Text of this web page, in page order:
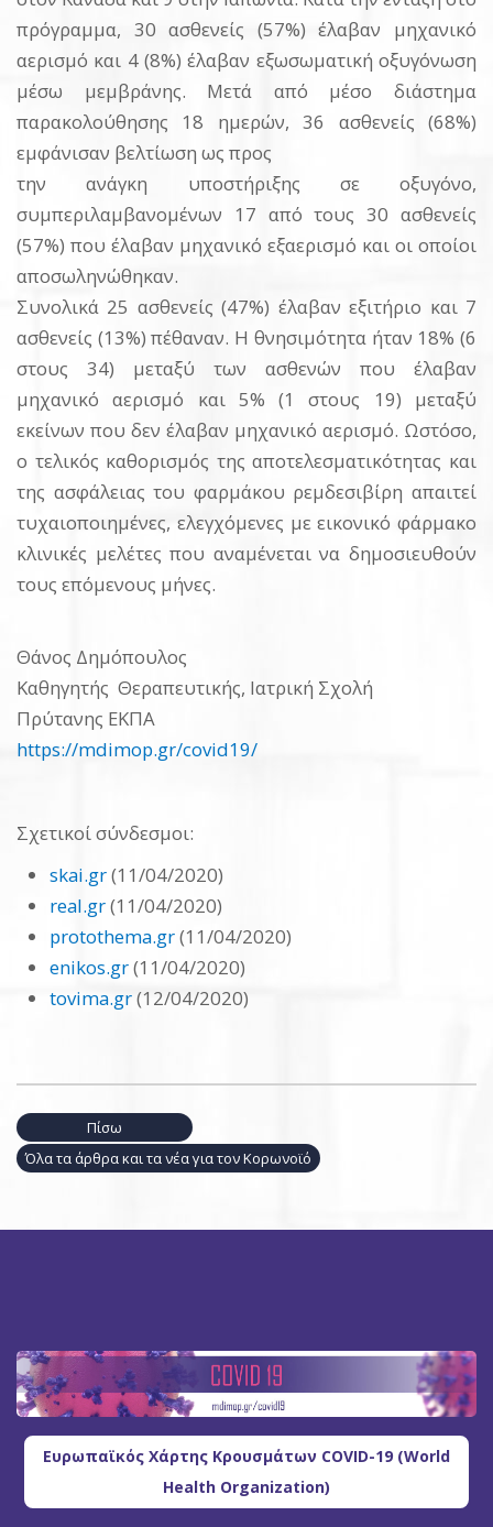
πρόγραμμα, 30 ασθενείς (57%) έλαβαν μηχανικό
αερισμό και 4 (8%) έλαβαν εξωσωματική οξυγόνωση
μέσω μεμβράνης. Μετά από μέσο διάστημα
παρακολούθησης 18 ημερών, 36 ασθενείς (68%)
εμφάνισαν βελτίωση ως προς
την ανάγκη υποστήριξης σε οξυγόνο,
συμπεριλαμβανομένων 17 από τους 30 ασθενείς
(57%) που έλαβαν μηχανικό εξαερισμό και οι οποίοι
αποσωληνώθηκαν.
Συνολικά 25 ασθενείς (47%) έλαβαν εξιτήριο και 7
ασθενείς (13%) πέθαναν. Η θνησιμότητα ήταν 18% (6
στους 34) μεταξύ των ασθενών που έλαβαν
μηχανικό αερισμό και 5% (1 στους 19) μεταξύ
εκείνων που δεν έλαβαν μηχανικό αερισμό. Ωστόσο,
ο τελικός καθορισμός της αποτελεσματικότητας και
της ασφάλειας του φαρμάκου ρεμδεσιβίρη απαιτεί
τυχαιοποιημένες, ελεγχόμενες με εικονικό φάρμακο
κλινικές μελέτες που αναμένεται να δημοσιευθούν
τους επόμενους μήνες.
Θάνος Δημόπουλος
Καθηγητής Θεραπευτικής, Ιατρική Σχολή
Πρύτανης ΕΚΠΑ
https://mdimop.gr/covid19/
Σχετικοί σύνδεσμοι:
skai.gr(11/04/2020)
real.gr(11/04/2020)
protothema.gr(11/04/2020)
enikos.gr(11/04/2020)
tovima.gr(12/04/2020)
Πίσω
Όλα τα άρθρα και τα νέα για τον Κορωνοϊό
Ευρωπαϊκός Χάρτης Κρουσμάτων COVID-19 (World
Health Organization)